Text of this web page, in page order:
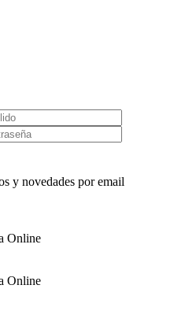
y novedades por email